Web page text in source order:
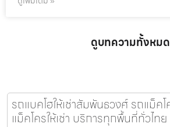
ดูบทความทั้งหมด
รถแบคโฮให้เช่าสัมพันธวงศ์ รถแม็ค
แม็คโครให้เช่า บริการทุกพื้นที่ทั่วไท